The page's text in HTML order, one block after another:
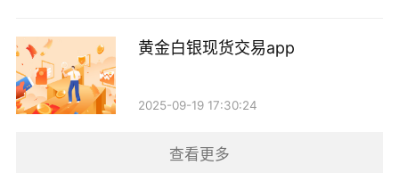
金融市场变化莫测，投资者需要保持学习的态度，
及时调整自己的交易策略。可以通过阅读专业书籍、参
易水平。同时，定期对自己的交易进行复盘，总结经验
黄金白银现货交易app
2025-09-19 17:30:24
查看更多